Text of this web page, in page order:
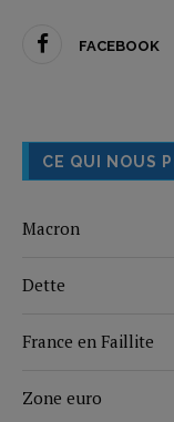
FACEBOOK
CE QUI NOUS
Macron
Dette
France en Faillite
Zone euro